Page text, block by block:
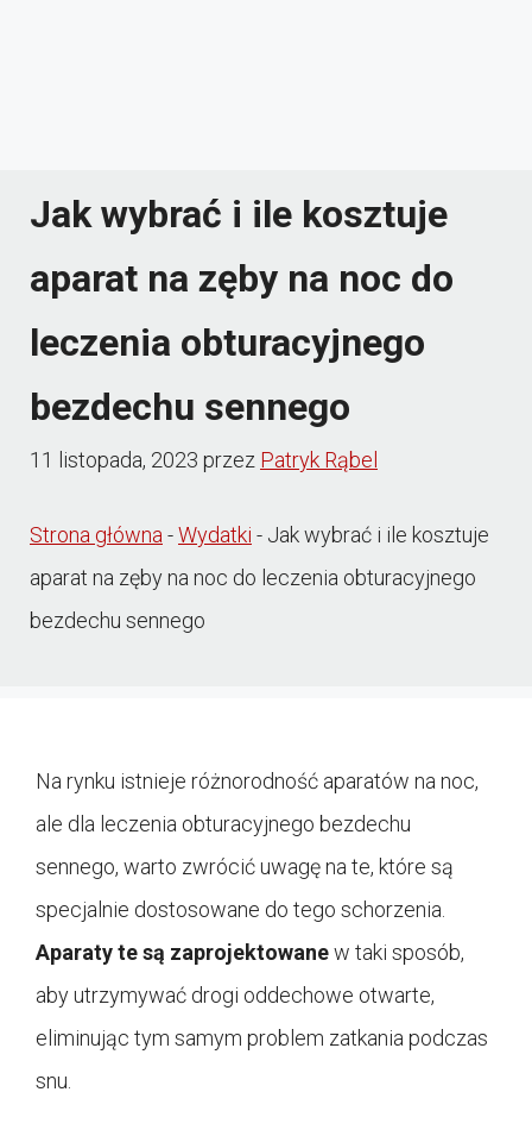
Jak wybrać i ile kosztuje
aparat na zęby na noc do
leczenia obturacyjnego
bezdechu sennego
11 listopada, 2023 przez Patryk Rąbel
Strona główna-Wydatki - Jak wybrać i ile kosztuje
aparat na zęby na noc do leczenia obturacyjnego
bezdechu sennego
Na rynku istnieje różnorodność aparatów na noc,
ale dla leczenia obturacyjnego bezdechu
sennego, warto zwrócić uwagę na te, które są
specjalnie dostosowane do tego schorzenia.
Aparaty te są zaprojektowanew taki sposób,
aby utrzymywać drogi oddechowe otwarte,
eliminując tym samym problem zatkania podczas
snu.